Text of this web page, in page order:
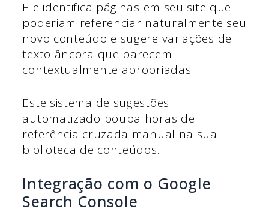
Ele identifica páginas em seu site que
poderiam referenciar naturalmente seu
novo conteúdo e sugere variações de
texto âncora que parecem
contextualmente apropriadas.
Este sistema de sugestões
automatizado poupa horas de
referência cruzada manual na sua
biblioteca de conteúdos.
Integração com o Google
Search Console